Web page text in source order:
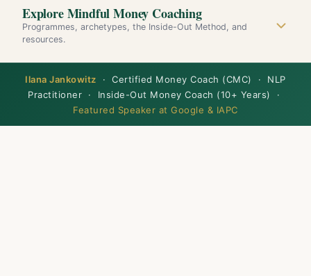
Explore Mindful Money Coaching
Programmes, archetypes, the Inside-Out Method, and
resources.
Ilana Jankowitz · Certified Money Coach (CMC) · NLP
Practitioner · Inside-Out Money Coach (10+ Years) ·
Featured Speaker at Google & IAPC